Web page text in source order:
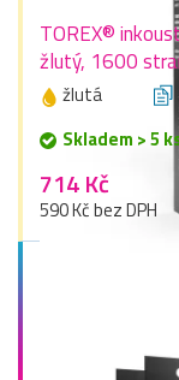
TOREX®
žlutý, 1600
žlutá
Skladem > 5
714 Kč
590 Kč bez DPH